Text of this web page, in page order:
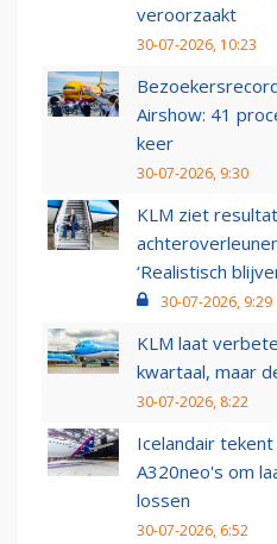
veroorzaakt
30-07-2026, 10:23
Airshow: 41
keer
30-07-2026, 9:30
KLM ziet
‘Realistisch
30-07-2026, 9:29
KLM laat
kwartaal, maar
30-07-2026, 8:22
Icelandair
A320neo's om
lossen
30-07-2026, 6:52